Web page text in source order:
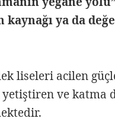
ya da
liseleri acilen
yetiştiren ve katma